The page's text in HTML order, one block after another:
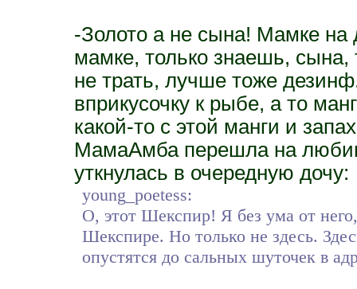
-Золото а не сына! Мамке на
мамке, только знаешь,
не трать, лучше тоже
вприкусочку к рыбе, а то
какой-то с этой манги и
МамаАмба перешла на
уткнулась в очередную дочу:
young_poetess:
О, этот Шекспир! Я без ума от
Шекспире. Но только не здесь.
опустятся до сальных шуточек в